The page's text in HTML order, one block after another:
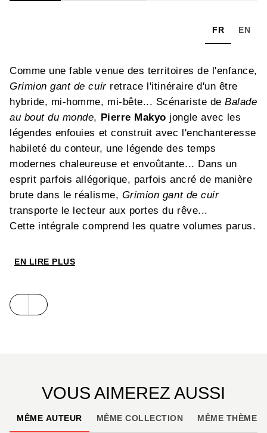
FR EN
Comme une fable venue des territoires de l'enfance,
Grimion gant de cuirretrace l'itinéraire d'un être
hybride, mi-homme, mi-bête... Scénariste deBalade
au bout du monde, Pierre Makyo jongle avec les
légendes enfouies et construit avec l'enchanteresse
habileté du conteur, une légende des temps
modernes chaleureuse et envoûtante... Dans un
esprit parfois allégorique, parfois ancré de manière
brute dans le réalisme, Grimion gant de cuir
transporte le lecteur aux portes du rêve...
Cette intégrale comprend les quatre volumes parus.
EN LIRE PLUS
VOUS AIMEREZ AUSSI
MÊME AUTEUR MÊME COLLECTION MÊME THÈME